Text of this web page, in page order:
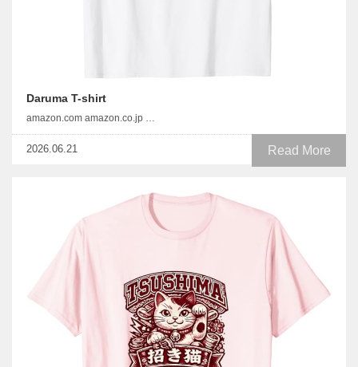
Daruma T-shirt
amazon.com amazon.co.jp …
Read More
2026.06.21